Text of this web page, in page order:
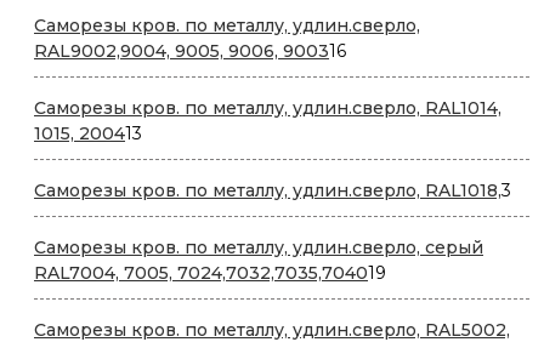
Саморезы кров. по металлу, удлин.сверло,
RAL9002,9004, 9005, 9006, 90031616
товаров
Саморезы кров. по металлу, удлин.сверло, RAL1014,
1015, 200413
товаров
Саморезы кров. по металлу, удлин.сверло, RAL1018,3
Саморезы кров. по металлу, удлин.сверло, серый
RAL7004, 7005, 7024,7032,7035,704019
товаров
Саморезы кров. по металлу, удлин.сверло, RAL5002,